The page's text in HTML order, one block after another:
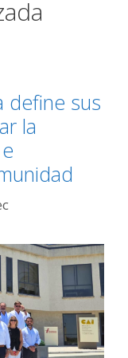
define sus
la